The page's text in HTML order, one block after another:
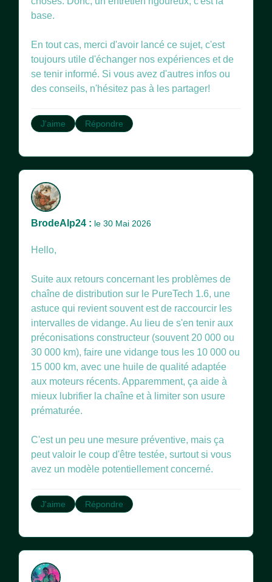
base.
En tout cas, merci d'avoir lancé ce sujet, c'est
toujours utile d'échanger nos expériences et de
se tenir informé. Si vous avez d'autres infos ou
des conseils, n'hésitez pas à les partager!
J'aime Répondre
BrodeAlp24 : le 30 Mai 2026
Hello,
Suite aux retours concernant les problèmes de
chaîne de distribution sur le PureTech 1.6, une
astuce qui revient souvent est de raccourcir les
intervalles de vidange. Au lieu de s'en tenir aux
préconisations constructeur (souvent 20 000 ou
30 000 km), faire une vidange tous les 10 000 ou
15 000 km, avec une huile de qualité adaptée
aux moteurs récents. Apparemment, ça aide à
mieux lubrifier la chaîne et à limiter son usure
prématurée.
C'est un peu une mesure préventive, mais ça
peut valoir le coup d'être testée, surtout si vous
J'aime Répondre